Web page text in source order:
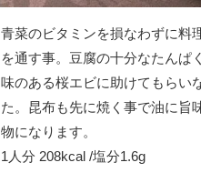
青菜のビタミンを損なわずに料
を通す事。豆腐の十分なたんぱ
味のある桜エビに助けてもらい
た。昆布も先に焼く事で油に旨
物になります。
1人分 208kcal /塩分1.6g